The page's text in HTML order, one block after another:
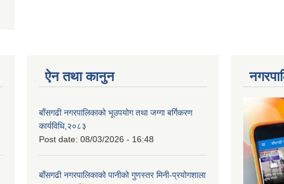
ऐन तथा कानुन
बाँसगढी नगरपालिकाको भूउपयोग तथा जग्गा बर्गिकरण
कार्यविधि,२०८३
Post date: 08/03/2026 - 16:48
बाँसगढी नगरपालिकाको पानीको गुणस्तर मिनी-प्रयोगशाला